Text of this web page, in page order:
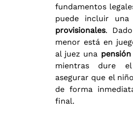
fundamentos
puede incluir
provisionales.
menor está en
al juez una
mientras dure
asegurar que el
de forma
final.